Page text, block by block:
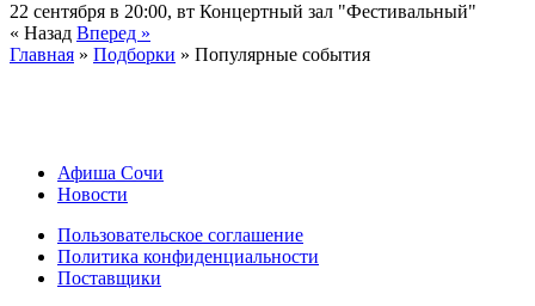
22 сентября в 20:00, вт Концертный зал "Фестивальный"
« Назад Вперед »
Главная » Подборки » Популярные события
Афиша Сочи
Новости
Пользовательское соглашение
Политика конфиденциальности
Поставщики